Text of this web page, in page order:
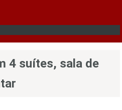
4 suítes, sala de